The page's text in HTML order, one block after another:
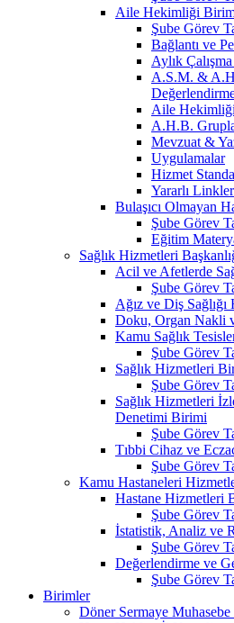
Aile Hekimliği
Şube Görev
Bağlantı ve
Aylık
A.S.M. &
Aile
A.H.B.
Mevzuat &
Uygulamalar
Hizmet
Yararlı Linkler
Bulaşıcı Olmayan
Şube Görev
Eğitim
Sağlık Hizmetleri
Acil ve Afetlerde
Şube Görev
Ağız ve Diş
Doku, Organ Nakli
Kamu Sağlık
Şube Görev
Sağlık Hizmetleri
Şube Görev
Sağlık Hizmetleri
Denetimi Birimi
Şube Görev
Tıbbi Cihaz ve
Şube Görev
Kamu Hastaneleri
Hastane Hizmetleri
Şube Görev
İstatistik, Analiz ve
Şube Görev
Değerlendirme ve
Şube Görev
Birimler
Döner Sermaye